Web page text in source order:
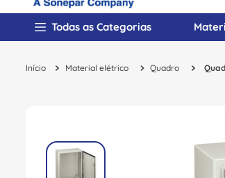
Todas as Categorias
Material elétrico Quadro
1º
2º
5º